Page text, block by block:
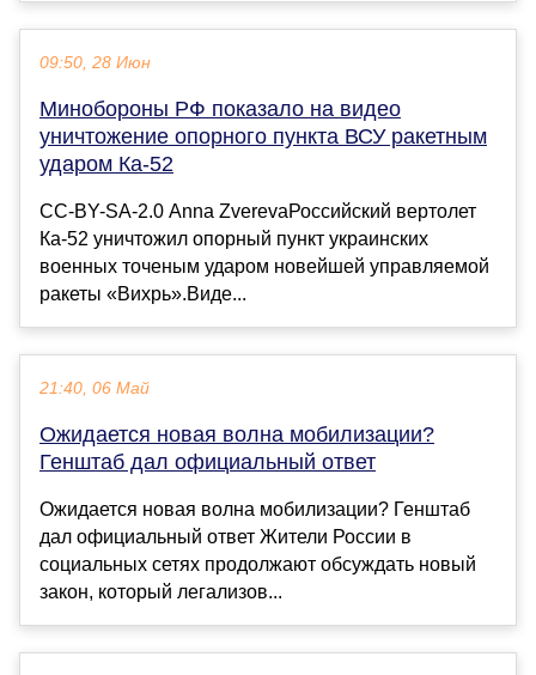
09:50, 28 Июн
Минобороны РФ показало на видео
уничтожение опорного пункта ВСУ ракетным
ударом Ка-52
CC-BY-SA-2.0 Anna ZverevaРоссийский вертолет
Ка-52 уничтожил опорный пункт украинских
военных точеным ударом новейшей управляемой
ракеты «Вихрь».Виде...
21:40, 06 Май
Ожидается новая волна мобилизации?
Генштаб дал официальный ответ
Ожидается новая волна мобилизации? Генштаб
дал официальный ответ Жители России в
социальных сетях продолжают обсуждать новый
закон, который легализов...